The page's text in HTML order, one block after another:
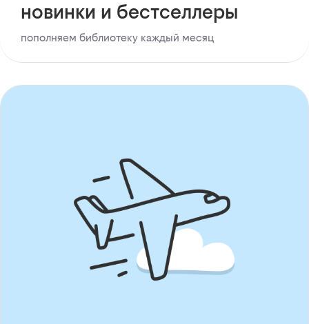
новинки и бестселлеры
пополняем библиотеку каждый месяц